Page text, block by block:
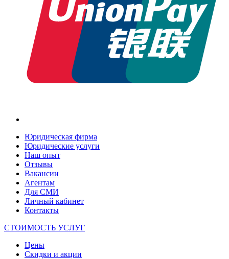
Юридическая фирма
Юридические услуги
Наш опыт
Отзывы
Вакансии
Агентам
Для СМИ
Личный кабинет
Контакты
СТОИМОСТЬ УСЛУГ
Цены
Скидки и акции